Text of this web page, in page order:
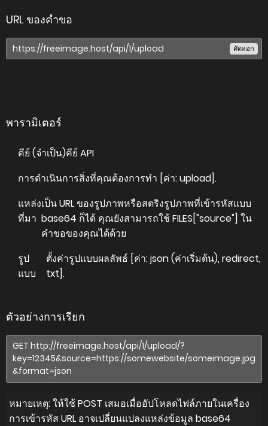
URL ของคำขอ
คัดลอก
พารามิเตอร์
คีย์ (จำเป็น)คีย์ API
การดำเนินการสิ่งที่คุณต้องการทำ [ค่า: upload].
แหล่ง
ที่มา
เป็น URL ของรูปภาพหรือสตริงรูปภาพที่เข้ารหัสแบบ
base64 ก็ได้ คุณยังสามารถใช้ FILES["source"] ใน
คำขอของคุณได้ด้วย
รูป
แบบ
ตั้งค่ารูปแบบผลลัพธ์ [ค่า: json (ค่าเริ่มต้น), redirect,
txt].
ตัวอย่างการเรียก
หมายเหตุ: ให้ใช้ POST เสมอเมื่ออัปโหลดไฟล์ภายในเครื่อง
การเข้ารหัส URL อาจเปลี่ยนแปลงแหล่งข้อมูล base64